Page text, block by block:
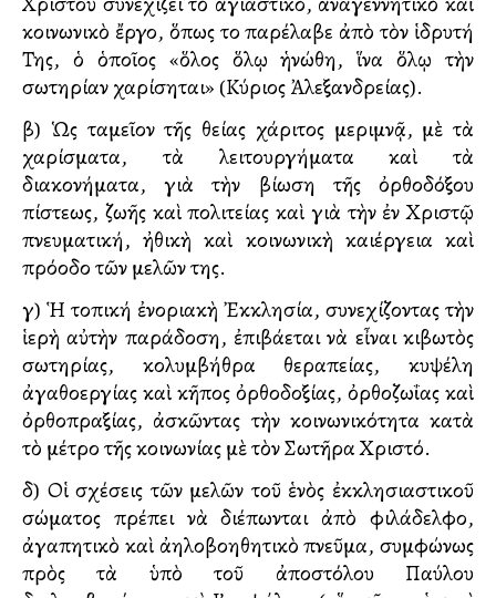
κοινωνικὸ ἔργο, ὅπως το παρέλαβε ἀπὸ τὸν ἱδρυτή
Της, ὁ ὁποῖος «ὅλος ὅλῳ ἡνώθη, ἵνα ὅλῳ τὴν
σωτηρίαν χαρίσηται» (Κύριλλος Ἀλεξανδρείας).
β) Ὡς ταμεῖον τῆς θείας χάριτος μεριμνᾷ, μὲ τὰ
χαρίσματα, τὰ λειτουργήματα καὶ τὰ
διακονήματα, γιὰ τὴν βίωση τῆς ὀρθοδόξου
πίστεως, ζωῆς καὶ πολιτείας καὶ γιὰ τὴν ἐν Χριστῷ
πνευματική, ἠθικὴ καὶ κοινωνικὴ καλλιέργεια καὶ
πρόοδο τῶν μελῶν της.
γ) Ἡ τοπική ἐνοριακὴ Ἐκκλησία, συνεχίζοντας τὴν
ἱερὴ αὐτὴν παράδοση, ἐπιβάλλεται νὰ εἶναι κιβωτὸς
σωτηρίας, κολυμβήθρα θεραπείας, κυψέλη
ἀγαθοεργίας καὶ κῆπος ὀρθοδοξίας, ὀρθοζωΐας καὶ
ὀρθοπραξίας, ἀσκῶντας τὴν κοινωνικότητα κατὰ
τὸ μέτρο τῆς κοινωνίας μὲ τὸν Σωτῆρα Χριστό.
δ) Οἱ σχέσεις τῶν μελῶν τοῦ ἑνὸς ἐκκλησιαστικοῦ
σώματος πρέπει νὰ διέπωνται ἀπὸ φιλάδελφο,
ἀγαπητικὸ καὶ ἀλληλοβοηθητικὸ πνεῦμα, συμφώνως
πρὸς τὰ ὑπὸ τοῦ ἀποστόλου Παύλου